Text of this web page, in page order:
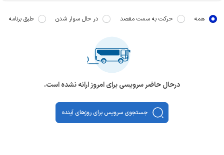
همه حرکت به سمت مقصد در حال سوار شدن طبق برنامه
درحال حاضر سرویسی برای امروز ارائه نشده است.
جستجوی سرویس برای روزهای آینده